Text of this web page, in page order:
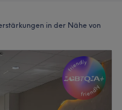
in der Nähe von